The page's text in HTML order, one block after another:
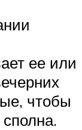
ее или
чтобы